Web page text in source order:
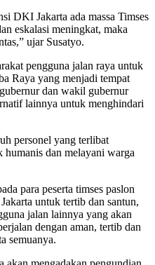
DKI Jakarta ada massa Timses
eskalasi meningkat, maka
ujar Susatyo.
pengguna jalan raya untuk
Raya yang menjadi tempat
dan wakil gubernur
lainnya untuk menghindari
personel yang terlibat
humanis dan melayani warga
para peserta timses paslon
untuk tertib dan santun,
jalan lainnya yang akan
dengan aman, tertib dan
semuanya.